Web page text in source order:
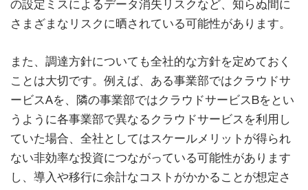
の設定ミスによるデータ消失リスクなど、知らぬ間に
さまざまなリスクに晒されている可能性があります。
また、調達方針についても全社的な方針を定めておく
ことは大切です。例えば、ある事業部ではクラウドサ
ービスAを、隣の事業部ではクラウドサービスBをとい
うように各事業部で異なるクラウドサービスを利用し
ていた場合、全社としてはスケールメリットが得られ
ない非効率な投資につながっている可能性があります
し、導入や移行に余計なコストがかかることが想定さ